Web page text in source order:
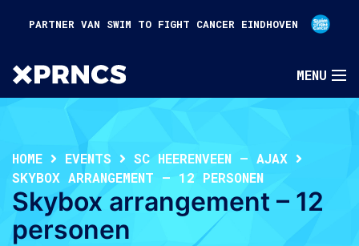
PARTNER VAN SWIM TO FIGHT CANCER EINDHOVEN
HOME EVENTS
SC HEERENVEEN – AJAX
SKYBOX ARRANGEMENT – 12 PERSONEN
Skybox arrangement – 12
personen